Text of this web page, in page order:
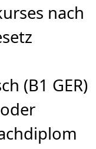
nach
(B1 GER)